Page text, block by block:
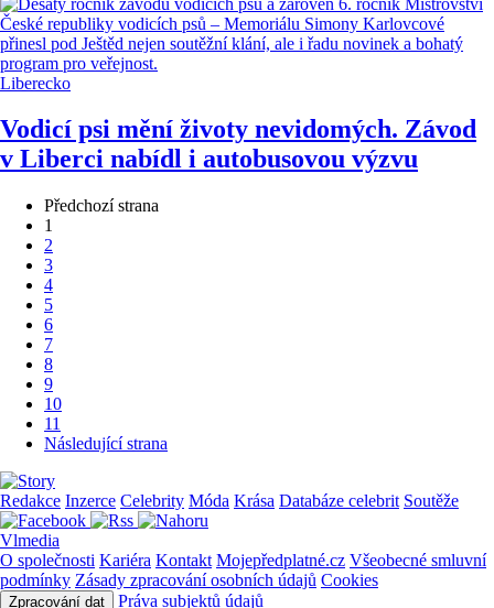
Liberecko
Vodicí psi mění životy nevidomých. Závod
v Liberci nabídl i autobusovou výzvu
Předchozí strana
1
2
3
4
5
6
7
8
9
10
11
Následující strana
Redakce Inzerce Celebrity Móda Krása Databáze celebrit Soutěže
Vlmedia
O společnosti Kariéra Kontakt Mojepředplatné.cz Všeobecné smluvní
podmínky Zásady zpracování osobních údajů Cookies
Zpracování dat Práva subjektů údajů